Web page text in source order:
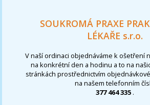
SOUKROMÁ PRAXE
LÉKAŘE s.r.o.
V naší ordinaci objednáváme k ošetření
na konkrétní den a hodinu a to na
stránkách prostřednictvím
na našem telefonním
377 464 335 .